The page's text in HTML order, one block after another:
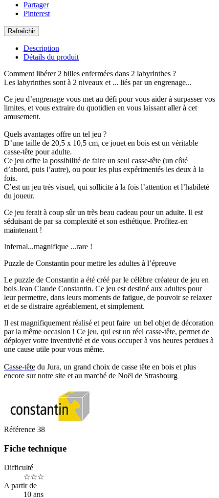
Partager
Pinterest
Description
Détails du produit
Comment libérer 2 billes enfermées dans 2 labyrinthes ?
Les labyrinthes sont à 2 niveaux et ... liés par un engrenage...
Ce jeu d’engrenage vous met au défi pour vous aider à surpasser vos
limites, et vous extraire du quotidien en vous laissant aller à cet
amusement.
Quels avantages offre un tel jeu ?
D’une taille de 20,5 x 10,5 cm, ce jouet en bois est un véritable
casse-tête pour adulte.
Ce jeu offre la possibilité de faire un seul casse-tête (un côté
d’abord, puis l’autre), ou pour les plus expérimentés les deux à la
fois.
C’est un jeu très visuel, qui sollicite à la fois l’attention et l’habileté
du joueur.
Ce jeu ferait à coup sûr un très beau cadeau pour un adulte. Il est
séduisant de par sa complexité et son esthétique. Profitez-en
maintenant !
Infernal...magnifique ...rare !
Puzzle de Constantin pour mettre les adultes à l’épreuve
Le puzzle de Constantin a été créé par le célèbre créateur de jeu en
bois Jean Claude Constantin. Ce jeu est destiné aux adultes pour
leur permettre, dans leurs moments de fatigue, de pouvoir se relaxer
et de se distraire agréablement, et simplement.
Il est magnifiquement réalisé et peut faire un bel objet de décoration
par la même occasion ! Ce jeu, qui est un réel casse-tête, permet de
déployer votre inventivité et de vous occuper à vos heures perdues à
une cause utile pour vous même.
Casse-tête du Jura, un grand choix de casse tête en bois et plus
encore sur notre site et au marché de Noël de Strasbourg
Référence 38
Fiche technique
Difficulté
☆☆☆
A partir de
10 ans